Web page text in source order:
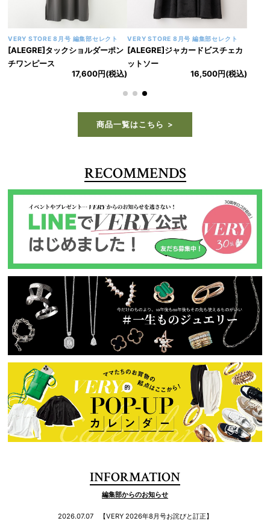
VERY STORE 9月号 大和美帆セレクト
[CAVORI]ライラックスカート
VERY STORE 9月号 大和美帆セレクト
[CAVORI]ガーデニアトップス
商品一覧はこちら
RECOMMENDS
INFORMATION